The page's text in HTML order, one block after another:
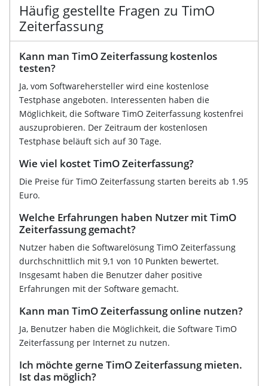
Häufig gestellte Fragen zu TimO
Zeiterfassung
Kann man TimO Zeiterfassung kostenlos
testen?
Ja, vom Softwarehersteller wird eine kostenlose
Testphase angeboten. Interessenten haben die
Möglichkeit, die Software TimO Zeiterfassung kostenfrei
auszuprobieren. Der Zeitraum der kostenlosen
Testphase beläuft sich auf 30 Tage.
Wie viel kostet TimO Zeiterfassung?
Die Preise für TimO Zeiterfassung starten bereits ab 1.95
Euro.
Welche Erfahrungen haben Nutzer mit TimO
Zeiterfassung gemacht?
Nutzer haben die Softwarelösung TimO Zeiterfassung
durchschnittlich mit 9,1 von 10 Punkten bewertet.
Insgesamt haben die Benutzer daher positive
Erfahrungen mit der Software gemacht.
Kann man TimO Zeiterfassung online nutzen?
Ja, Benutzer haben die Möglichkeit, die Software TimO
Zeiterfassung per Internet zu nutzen.
Ich möchte gerne TimO Zeiterfassung mieten.
Ist das möglich?